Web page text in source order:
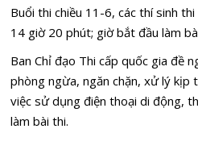
Buổi thi chiều 11-6, các thí sinh
14 giờ 20 phút; giờ bắt đầu làm
Ban Chỉ đạo Thi cấp quốc gia đề
phòng ngừa, ngăn chặn, xử lý kịp
việc sử dụng điện thoại di động,
làm bài thi.